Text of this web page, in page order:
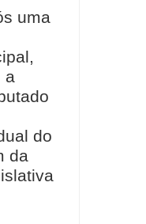
uma
a
do
da